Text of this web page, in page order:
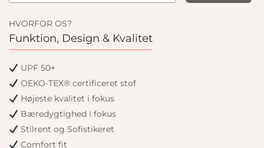
HVORFOR OS?
Funktion, Design & Kvalitet
UPF 50+
OEKO-TEX® certificeret stof
Højeste kvalitet i fokus
Bæredygtighed i fokus
Stilrent og Sofistikeret
Comfort fit